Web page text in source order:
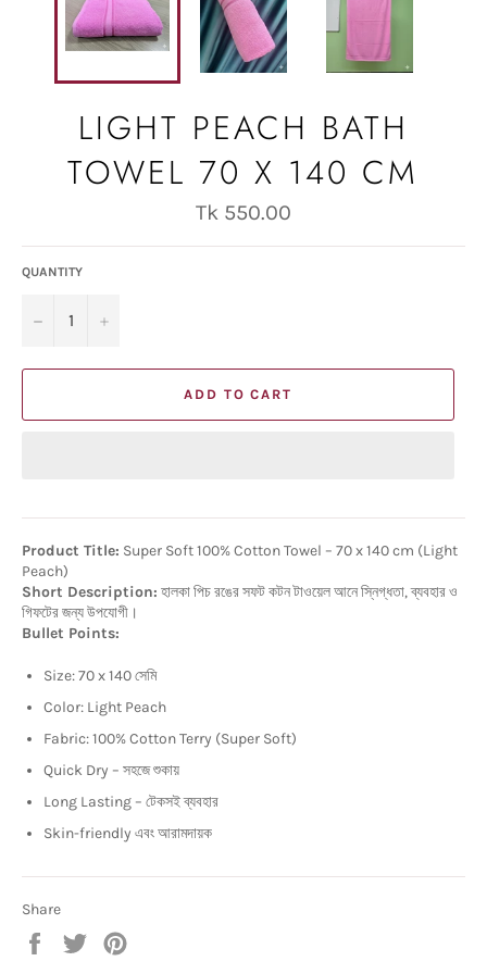
LIGHT PEACH BATH
TOWEL 70 X 140 CM
Regular
price
Tk 550.00
QUANTITY
− +
ADD TO CART
Product Title: Super Soft 100% Cotton Towel – 70 x 140 cm (Light
Peach)
Short Description: হালকা পিচ রঙের সফট কটন টাওয়েল আনে স্নিগ্ধতা, ব্যবহার ও
গিফটের জন্য উপযোগী।
Bullet Points:
Size: 70 x 140 সেমি
Color: Light Peach
Fabric: 100% Cotton Terry (Super Soft)
Quick Dry – সহজে শুকায়
Long Lasting – টেকসই ব্যবহার
Skin-friendly এবং আরামদায়ক
Share
Share
Tweet